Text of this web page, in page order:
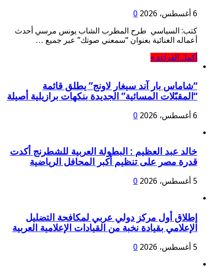
6 أغسطس، 2026
0
كتب: السياسي طرح المطرب الشاب يونس مرسي أحدث
أعماله الغنائية بعنوان “سمعني صوتك” عبر جميع …
أكمل القراءة »
“شاماس بار آند سيغار لاونج” يطلق قائمة
“المقبّلات المسائية” الجديدة بنكهات برازيلية أصيلة
6 أغسطس، 2026 0
خالد عبد العظيم : البطولة العربية للشطرنج أكدت
قدرة مصر على تنظيم أكبر المحافل الرياضية
5 أغسطس، 2026 0
إطلاق أول مركز دولي عربي لمكافحة التضليل
الإعلامي بقيادة نخبة من القيادات الإعلامية العربية
5 أغسطس، 2026 0